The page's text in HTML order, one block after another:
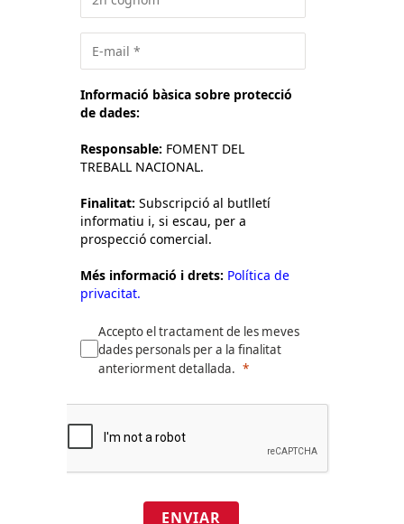
Informació bàsica sobre protecció
de dades:
Responsable: FOMENT DEL
TREBALL NACIONAL.
Finalitat: Subscripció al butlletí
informatiu i, si escau, per a
prospecció comercial.
Més informació i drets: Política de
privacitat.
Accepto el tractament de les meves
dades personals per a la finalitat
anteriorment detallada.
ENVIAR